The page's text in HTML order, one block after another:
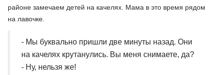
районе замечаем детей на качелях. Мама в это время рядом
на лавочке.
- Мы буквально пришли две минуты назад. Они
на качелях крутанулись. Вы меня снимаете, да?
- Ну, нельзя же!